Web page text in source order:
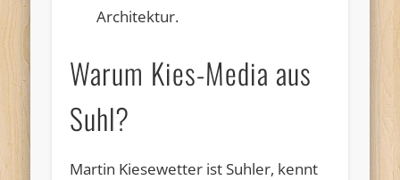
Architektur.
Warum Kies-Media aus
Suhl?
Martin Kiesewetter ist Suhler, kennt